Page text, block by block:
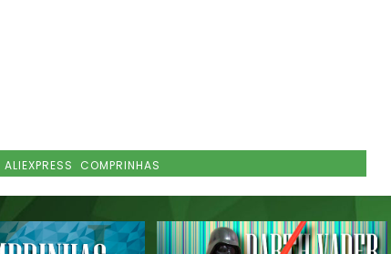
ALIEXPRESS COMPRINHAS